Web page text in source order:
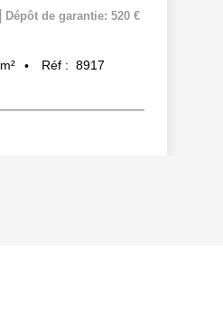
Dépôt de garantie: 520 €
m² Réf : 8917